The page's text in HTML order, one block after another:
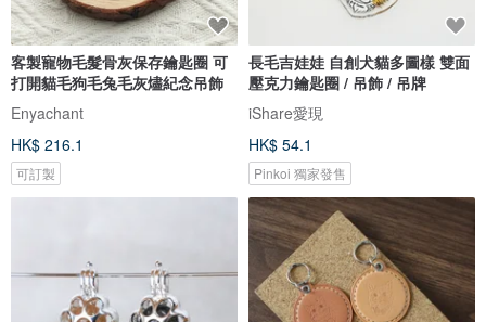
客製寵物毛髮骨灰保存鑰匙圈 可
打開貓毛狗毛兔毛灰燼紀念吊飾
Enyachant
HK$ 216.1
可訂製
長毛吉娃娃 自創犬貓多圖樣 雙面
壓克力鑰匙圈 / 吊飾 / 吊牌
iShare愛現
HK$ 54.1
Pinkoi 獨家發售